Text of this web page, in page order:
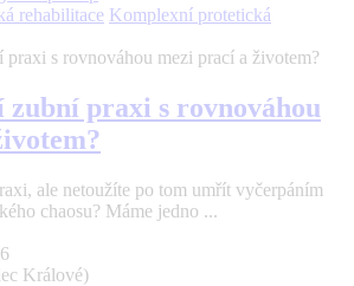
Komplexní protetická
zubní praxi s rovnováhou
ale netoužíte po tom umřít vyčerpáním
chaosu? Máme jedno ...
Králové)